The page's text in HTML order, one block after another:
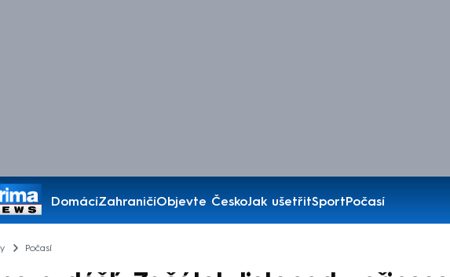
DomácíZahraničíObjevte ČeskoJak ušetřitSportPočasí
Pořady
Počasí